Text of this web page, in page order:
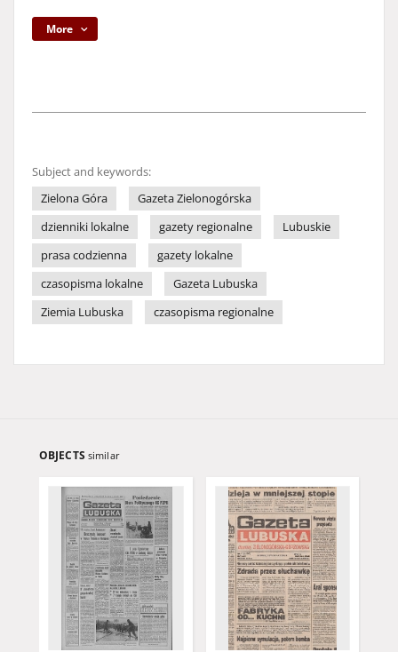
More
Subject and keywords:
Zielona Góra
Gazeta Zielonogórska
dzienniki lokalne
gazety regionalne
Lubuskie
prasa codzienna
gazety lokalne
czasopisma lokalne
Gazeta Lubuska
Ziemia Lubuska
czasopisma regionalne
OBJECTS similar